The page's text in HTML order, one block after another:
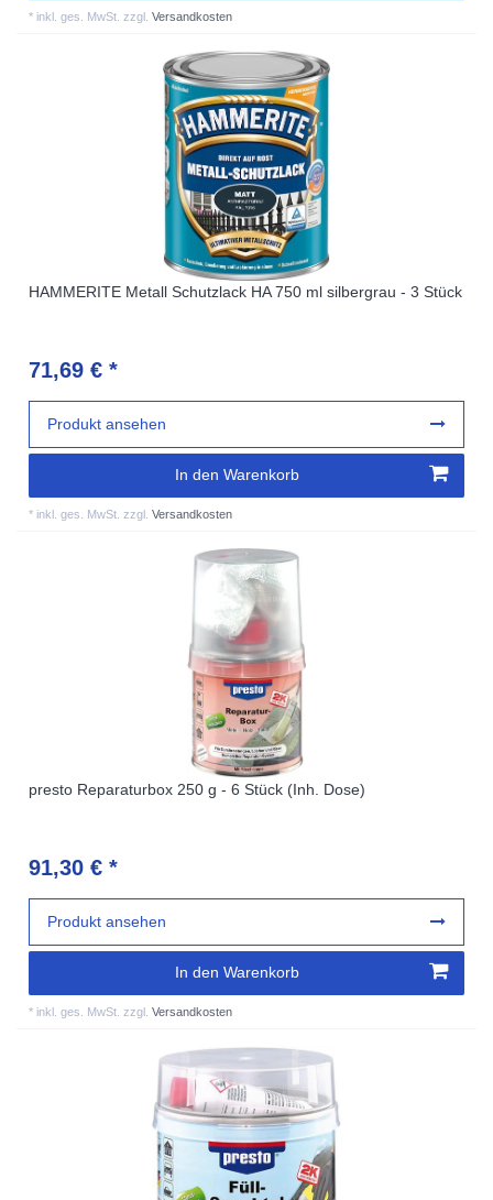
* inkl. ges. MwSt. zzgl.Versandkosten
HAMMERITE Metall Schutzlack HA 750 ml silbergrau - 3 Stück
71,69 € *
In den Warenkorb
* inkl. ges. MwSt. zzgl.Versandkosten
Produkt ansehen
presto Reparaturbox 250 g - 6 Stück (Inh. Dose)
91,30 € *
In den Warenkorb
* inkl. ges. MwSt. zzgl.Versandkosten
Produkt ansehen